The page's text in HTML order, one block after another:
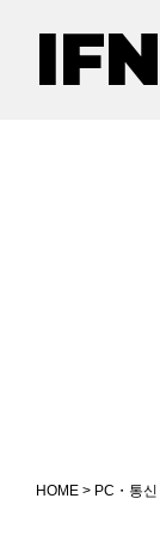
IFN
HOME > PC・통신